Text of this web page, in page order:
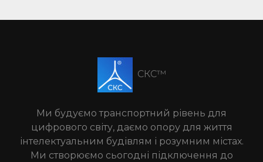
СКС™
Ми будуємо транспортний рівень для
цифрового світу, даємо опору для життя
інтелектуальним будівлям і розумним містах.
Ми створюємо сьогодні підключення до